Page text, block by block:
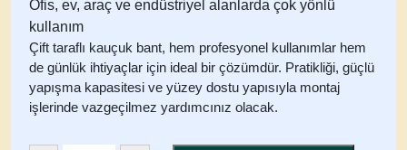
Ofis, ev, araç ve endüstriyel alanlarda çok yönlü
kullanım
Çift taraflı kauçuk bant, hem profesyonel kullanımlar hem
de günlük ihtiyaçlar için ideal bir çözümdür. Pratikliği, güçlü
yapışma kapasitesi ve yüzey dostu yapısıyla montaj
işlerinde vazgeçilmez yardımcınız olacak.